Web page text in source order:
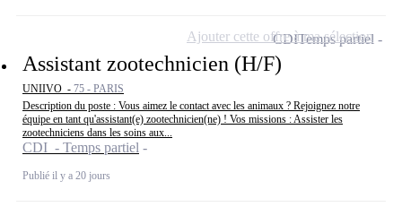
Assistant zootechnicien (H/F)
UNIIVO - 75 - PARIS
Description du poste : Vous aimez le contact avec les animaux ? Rejoignez notre
équipe en tant qu'assistant(e) zootechnicien(ne) ! Vos missions : Assister les
zootechniciens dans les soins aux...
CDI - Temps partiel
Publié il y a 20 jours
CDITemps partiel
Ajouter cette offre à ma sélection